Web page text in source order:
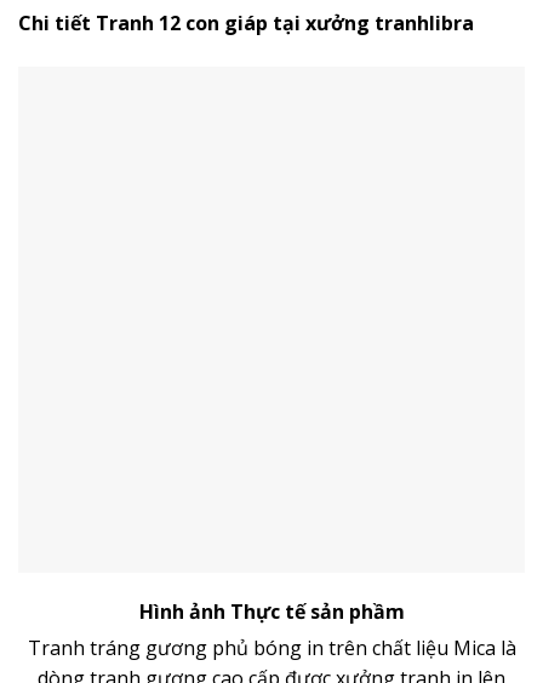
Chi tiết Tranh 12 con giáp tại xưởng tranhlibra
Hình ảnh Thực tế sản phầm
Tranh tráng gương phủ bóng in trên chất liệu Mica là